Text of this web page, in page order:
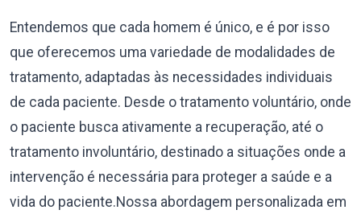
Entendemos que cada homem é único, e é por isso
que oferecemos uma variedade de modalidades de
tratamento, adaptadas às necessidades individuais
de cada paciente. Desde o tratamento voluntário, onde
o paciente busca ativamente a recuperação, até o
tratamento involuntário, destinado a situações onde a
intervenção é necessária para proteger a saúde e a
vida do paciente.Nossa abordagem personalizada em